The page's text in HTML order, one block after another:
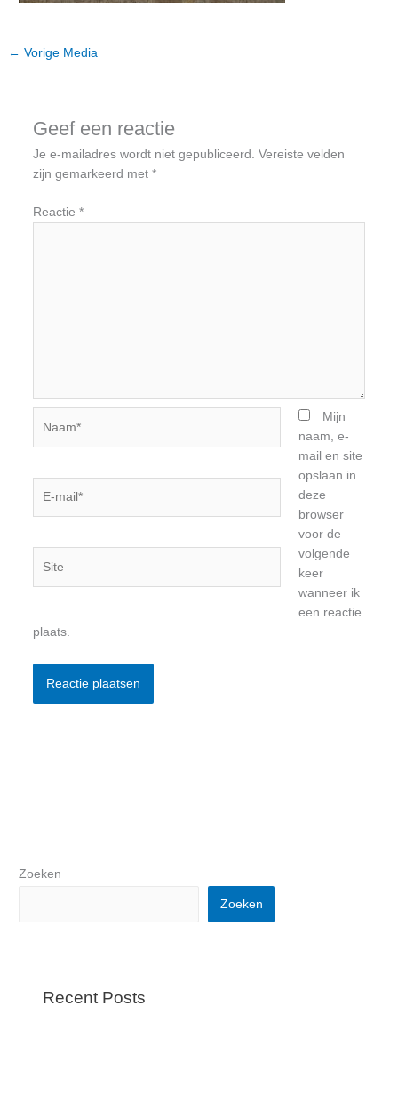
← Vorige Media
Geef een reactie
Je e-mailadres wordt niet gepubliceerd. Vereiste velden
zijn gemarkeerd met *
Reactie *
Mijn
naam, e-
mail en site
opslaan in
deze
browser
voor de
volgende
keer
wanneer ik
een reactie
plaats.
Zoeken
Zoeken
Recent Posts